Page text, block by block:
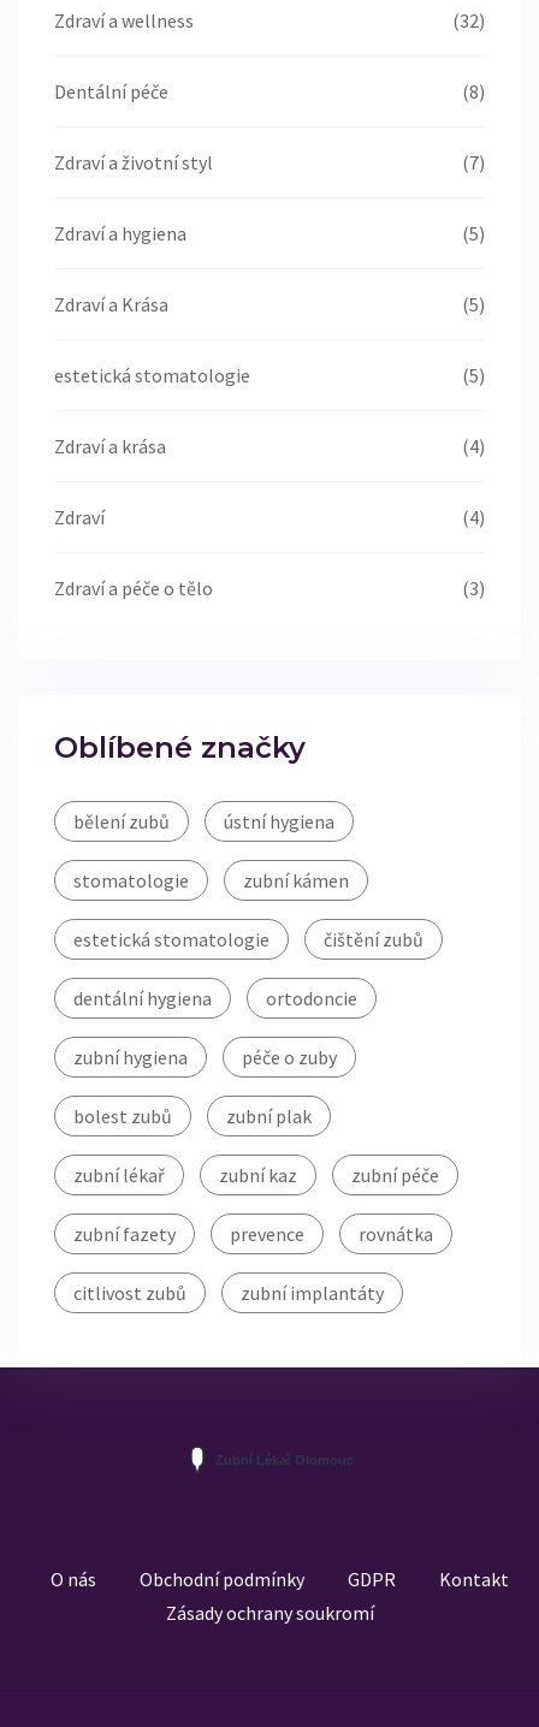
Zdraví a wellness (32)
Dentální péče (8)
Zdraví a životní styl (7)
Zdraví a hygiena (5)
Zdraví a Krása (5)
estetická stomatologie (5)
Zdraví a krása (4)
Zdraví (4)
Zdraví a péče o tělo (3)
Oblíbené značky
bělení zubů ústní hygiena
stomatologie zubní kámen
estetická stomatologie čištění zubů
dentální hygiena ortodoncie
zubní hygiena péče o zuby
bolest zubů zubní plak
zubní lékař zubní kaz zubní péče
zubní fazety prevence rovnátka
citlivost zubů zubní implantáty
O nás Obchodní podmínky GDPR
Kontakt
Zásady ochrany soukromí